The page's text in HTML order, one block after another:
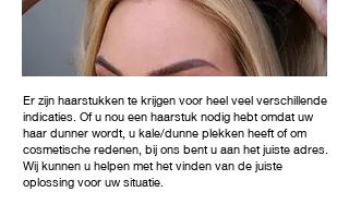
Er zijn haarstukken te krijgen voor heel veel verschillende
indicaties. Of u nou een haarstuk nodig hebt omdat uw
haar dunner wordt, u kale/dunne plekken heeft of om
cosmetische redenen, bij ons bent u aan het juiste adres.
Wij kunnen u helpen met het vinden van de juiste
oplossing voor uw situatie.